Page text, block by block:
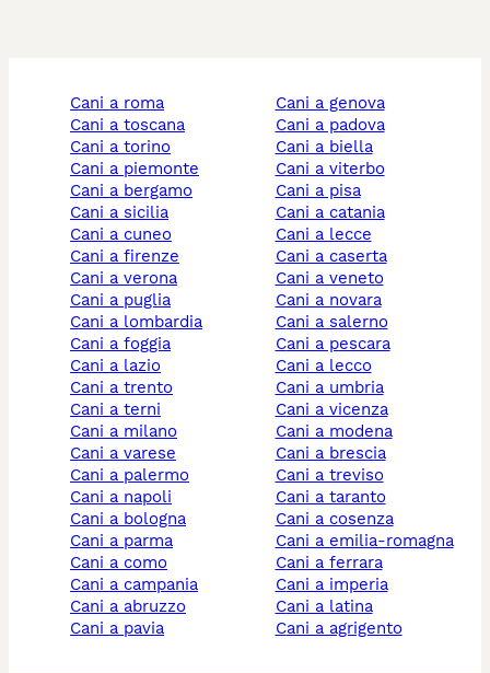
cani a roma
cani a toscana
cani a torino
cani a piemonte
cani a bergamo
cani a sicilia
cani a cuneo
cani a firenze
cani a verona
cani a puglia
cani a lombardia
cani a foggia
cani a lazio
cani a trento
cani a terni
cani a milano
cani a varese
cani a palermo
cani a napoli
cani a bologna
cani a parma
cani a como
cani a campania
cani a abruzzo
cani a pavia
cani a genova
cani a padova
cani a biella
cani a viterbo
cani a pisa
cani a catania
cani a lecce
cani a caserta
cani a veneto
cani a novara
cani a salerno
cani a pescara
cani a lecco
cani a umbria
cani a vicenza
cani a modena
cani a brescia
cani a treviso
cani a taranto
cani a cosenza
cani a emilia-romagna
cani a ferrara
cani a imperia
cani a latina
cani a agrigento